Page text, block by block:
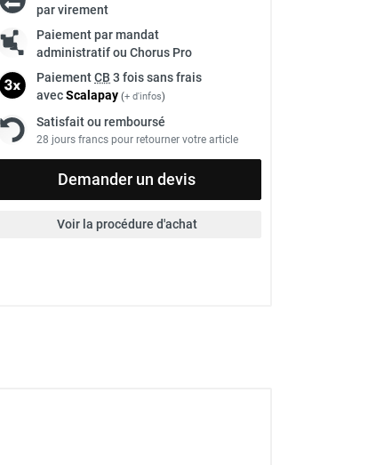
par virement
Paiement par mandat
administratif ou Chorus Pro
PaiementCB 3 fois sans frais
avecScalapay (+ d'infos)
Satisfait ou remboursé
28 jours francs pour retourner votre article
Demander un devis
Voir la procédure d'achat